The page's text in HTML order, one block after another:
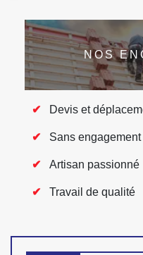
NOS
Devis et
Sans engagement
Artisan passionné
Travail de qualité